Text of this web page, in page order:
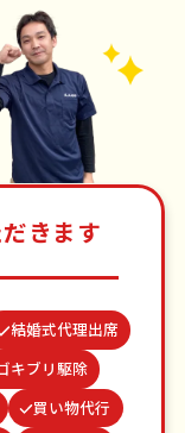
きます
結婚式代理出席
キブリ駆除
買い物代行